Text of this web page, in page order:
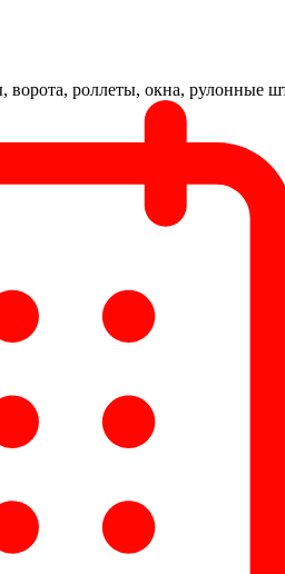
ворота, роллеты, окна, рулонные